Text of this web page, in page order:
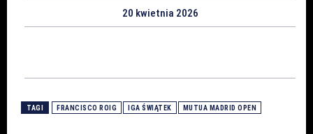
20 kwietnia 2026
TAGI FRANCISCO ROIG IGA ŚWIĄTEK MUTUA MADRID OPEN